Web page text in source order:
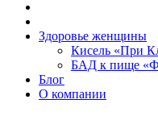
Здоровье женщины
Кисель «При
БАД к пище
Блог
О компании